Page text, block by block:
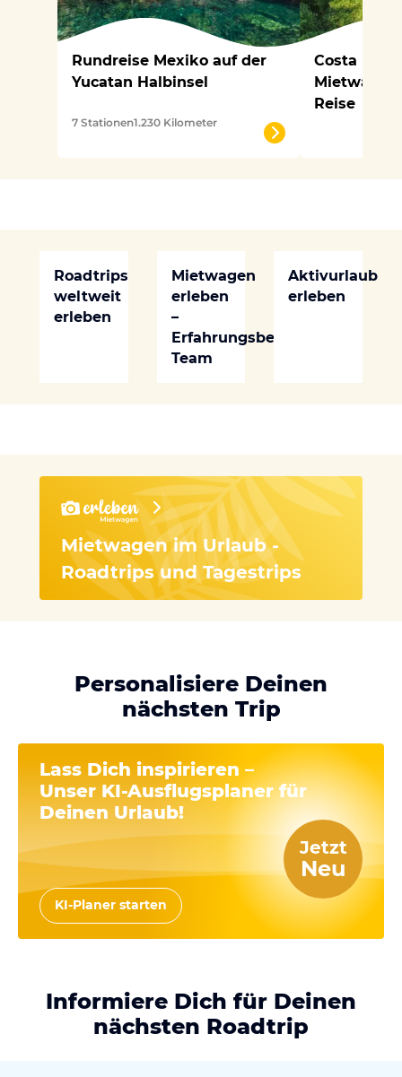
Rundreise Mexiko auf der
Yucatan Halbinsel
7 Stationen1.230 Kilometer
Costa Rica
Reise
Roadtrips
weltweit
erleben
Mietwagen
erleben
–
Erfahrungsberichte
Team
Aktivurlaub
erleben
Mietwagen im Urlaub -
Roadtrips und Tagestrips
Personalisiere Deinen
nächsten Trip
Lass Dich inspirieren –
Unser KI-Ausflugsplanerfür
Deinen Urlaub!
Jetzt
Neu
KI-Planer starten
Informiere Dich für Deinen
nächsten Roadtrip